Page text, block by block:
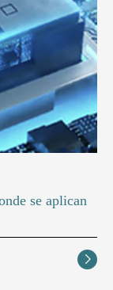
se aplican
